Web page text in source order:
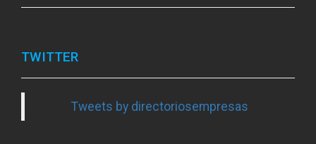
TWITTER
Tweets by directoriosempresas